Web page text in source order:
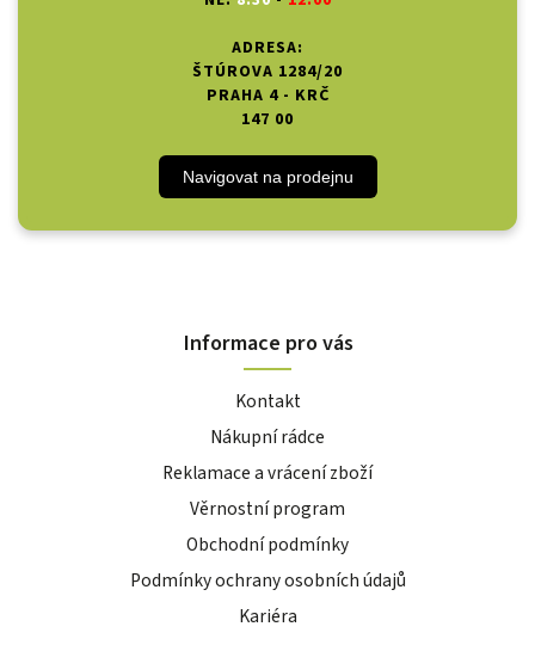
ADRESA:
ŠTÚROVA 1284/20
PRAHA 4 - KRČ
147 00
Navigovat na prodejnu
Informace pro vás
Kontakt
Nákupní rádce
Reklamace a vrácení zboží
Věrnostní program
Obchodní podmínky
Podmínky ochrany osobních údajů
Kariéra